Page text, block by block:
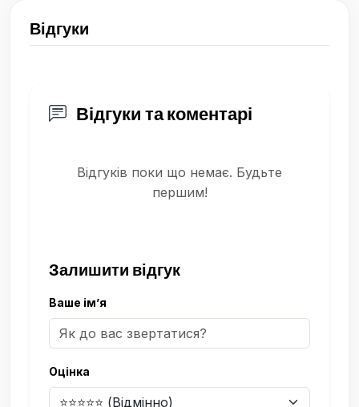
Відгуки
Відгуки та коментарі
Відгуків поки що немає. Будьте
першим!
Залишити відгук
Ваше ім’я
Оцінка